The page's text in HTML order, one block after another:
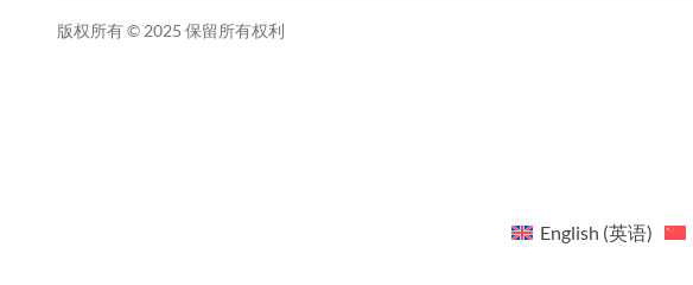
版权所有 © 2025 保留所有权利
English (英语)